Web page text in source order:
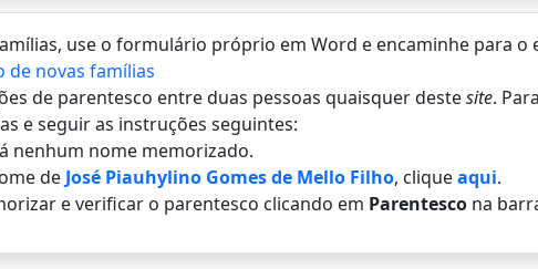
use o formulário próprio em Word e encaminhe para o
de novas famílias
de parentesco entre duas pessoas quaisquer destesite.
e seguir as instruções seguintes:
nenhum nome memorizado.
de José Piauhylino Gomes de Mello Filho, cliqueaqui.
e verificar o parentesco clicando em Parentesco na